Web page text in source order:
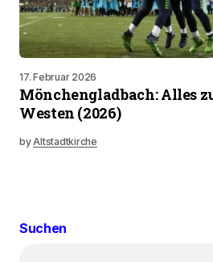
17. Februar 2026
Mönchengladbach: Alles
Westen (2026)
byAltstadtkirche
Suchen